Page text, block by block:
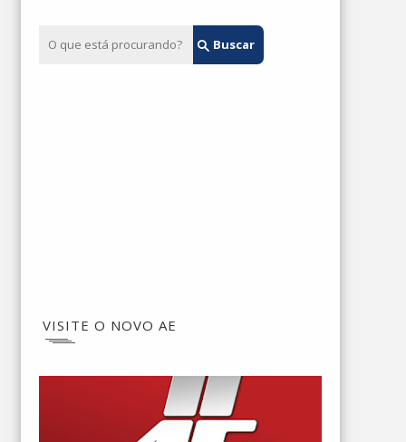
VISITE O NOVO AE